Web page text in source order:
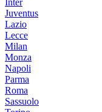
Inter
Juventus
Lazio
Lecce
Milan
Monza
Napoli
Parma
Roma
Sassuolo